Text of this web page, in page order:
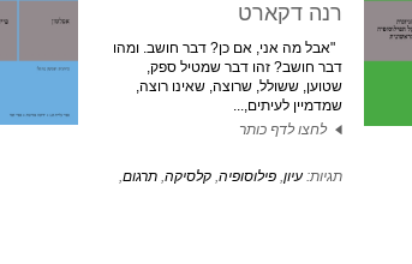
רנה דקארט
"אבל מה אני, אם כן? דבר חושב. ומהו
דבר חושב? זהו דבר שמטיל ספק,
שטוען, ששולל, שרוצה, שאינו רוצה,
שמדמיין לעיתים,...
לחצו לדף כותר
תגיות: עיון, פילוסופיה, קלסיקה, תרגום,